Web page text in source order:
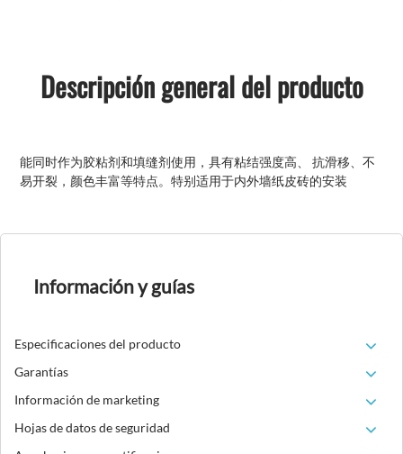
Descripción general del producto
能同时作为胶粘剂和填缝剂使用，具有粘结强度高、 抗滑移、不
易开裂，颜色丰富等特点。特别适用于内外墙纸皮砖的安装
Información y guías
Especificaciones del producto
Garantías
Información de marketing
Hojas de datos de seguridad